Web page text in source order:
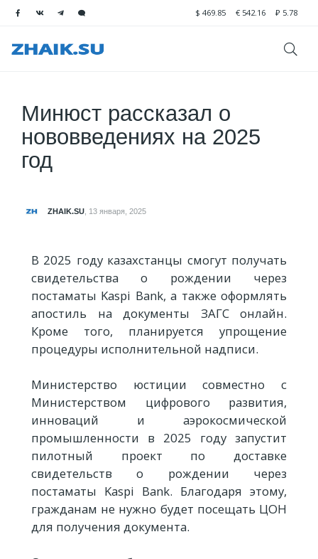
$ 469.85 € 542.16 ₽ 5.78
Минюст рассказал о
нововведениях на 2025
год
ZHAIK.SU 13 января, 2025
В 2025 году казахстанцы смогут получать
свидетельства о рождении через
постаматы Kaspi Bank, а также оформлять
апостиль на документы ЗАГС онлайн.
Кроме того, планируется упрощение
процедуры исполнительной надписи.
Министерство юстиции совместно с
Министерством цифрового развития,
инноваций и аэрокосмической
промышленности в 2025 году запустит
пилотный проект по доставке
свидетельств о рождении через
постаматы Kaspi Bank. Благодаря этому,
гражданам не нужно будет посещать ЦОН
для получения документа.